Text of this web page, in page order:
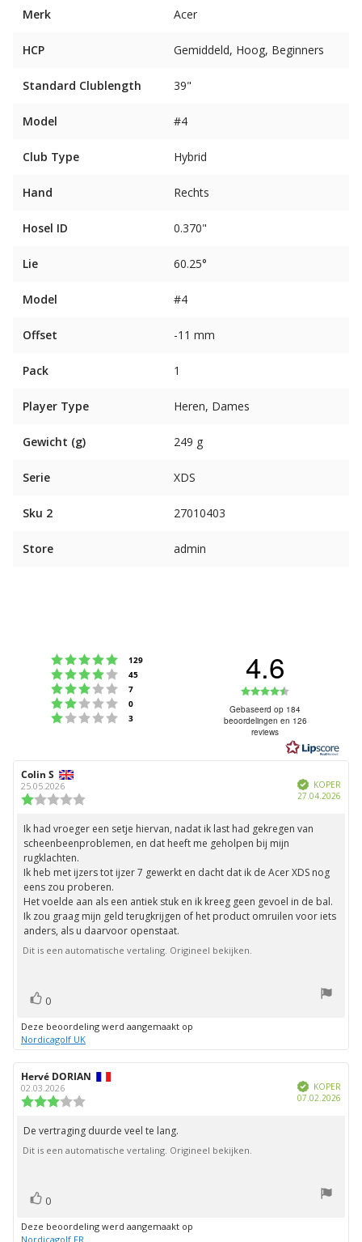
Merk Acer
HCP Gemiddeld, Hoog, Beginners
Standard Clublength 39"
Model #4
Club Type Hybrid
Hand Rechts
Hosel ID 0.370"
Lie 60.25°
Model #4
Offset -11 mm
Pack 1
Player Type Heren, Dames
Gewicht (g) 249 g
Serie XDS
Sku 2 27010403
Store admin
Beoordeling: 5 uit 5 sterren
129
Beoordeling: 4 uit 5 sterren
45
Beoordeling: 3 uit 5 sterren
7
Beoordeling: 2 uit 5 sterren
0
Beoordeling: 1 uit 5 sterren
3
4.6
4.6
uit
5
Gebaseerd op 184
beoordelingen en 126
reviews
Auteur
van
deze
beoordeling:
Colin S
25.05.2026
uit
5
sterren
Geverifieerd
KOPER
27.04.2026
Beoordelingstekst:
Ik had vroeger een setje hiervan, nadat ik last had gekregen van
scheenbeenproblemen, en dat heeft me geholpen bij mijn
rugklachten.
Ik heb met ijzers tot ijzer 7 gewerkt en dacht dat ik de Acer XDS nog
eens zou proberen.
Het voelde aan als een antiek stuk en ik kreeg geen gevoel in de bal.
Ik zou graag mijn geld terugkrijgen of het product omruilen voor iets
anders, als u daarvoor openstaat.
Dit is een automatische vertaling. Origineel bekijken.
Stem
omhoog
0
Deze beoordeling werd aangemaakt op
Nordicagolf UK
Auteur
van
deze
beoordeling:
Hervé DORIAN
02.03.2026
uit
5
sterren
Geverifieerd
KOPER
07.02.2026
Beoordelingstekst:
De vertraging duurde veel te lang.
Dit is een automatische vertaling. Origineel bekijken.
Stem
omhoog
0
Deze beoordeling werd aangemaakt op
Nordicagolf FR